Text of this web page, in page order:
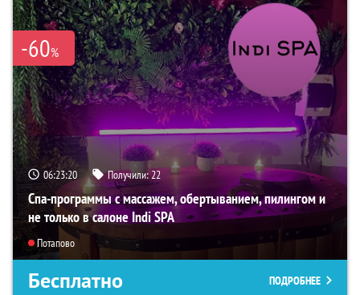
-60%
06:23:19 Получили:22
Спа-программы с массажем, обертыванием, пилингом и
не только в салоне Indi SPA
Потапово
Бесплатно ПОДРОБНЕЕ